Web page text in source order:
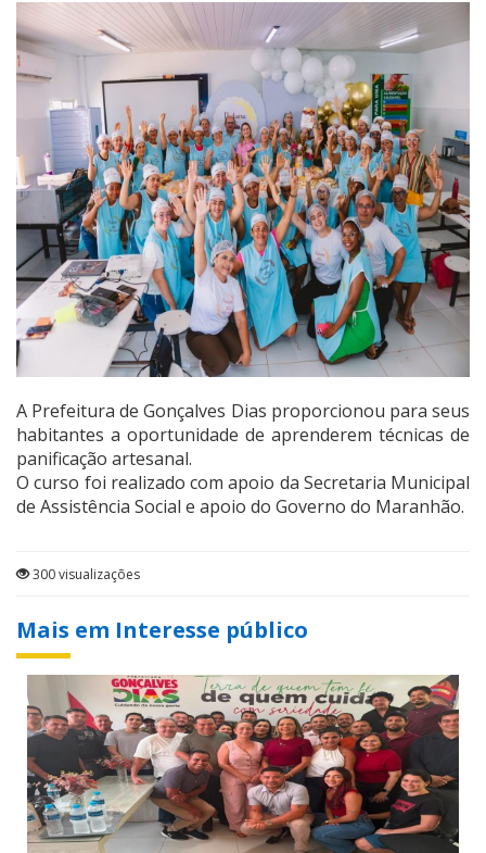
A Prefeitura de Gonçalves Dias proporcionou para seus
habitantes a oportunidade de aprenderem técnicas de
panificação artesanal.
O curso foi realizado com apoio da Secretaria Municipal
de Assistência Social e apoio do Governo do Maranhão.
300 visualizações
Mais em Interesse público